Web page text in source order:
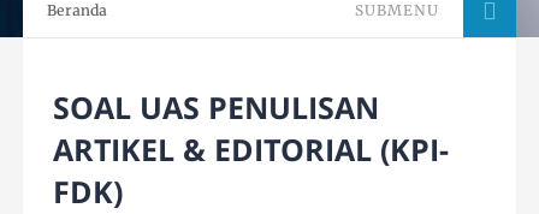
Beranda SUBMENU
SOAL UAS PENULISAN
ARTIKEL & EDITORIAL (KPI-
FDK)